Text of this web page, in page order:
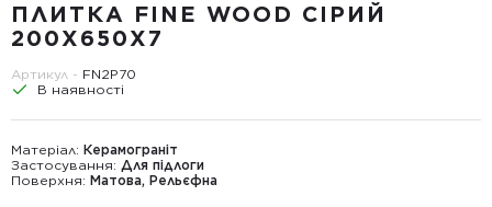
ПЛИТКА FINE WOOD СІРИЙ
200X650X7
Артикул - FN2P70
В наявності
Матеріал: Керамограніт
Застосування: Для підлоги
Поверхня: Матова, Рельєфна